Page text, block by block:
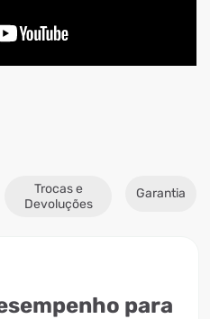
Trocas e
Devoluções
Garantia
para